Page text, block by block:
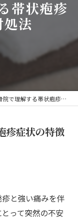
帯状疱疹
法
解する帯状疱疹症状の特徴と対処法
疹症状の特徴
と強い痛みを伴
って突然の不安